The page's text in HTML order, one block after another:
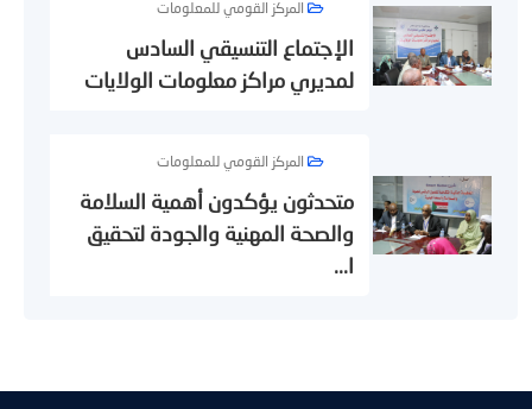
المركز القومي للمعلومات
الإجتماع التنسيقي السادس
لمديري مراكز معلومات الولايات
المركز القومي للمعلومات
متحدثون يؤكدون أهمية السلامة
والصحة المهنية والجودة لتحقيق
ا...